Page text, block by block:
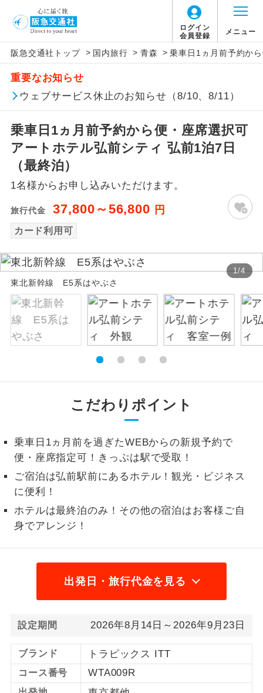
ログイン
会員登録
メニュー
阪急交通社トップ > 国内旅行 > 青森 > 乗車日1ヵ月前予約か
重要なお知らせ
ウェブサービス休止のお知らせ（8/10、8/11）
乗車日1ヵ月前予約から便・座席選択可
アートホテル弘前シティ 弘前1泊7日
（最終泊）
1名様からお申し込みいただけます。
旅行代金 37,800～56,800 円
カード利用可
1/4
東北新幹線 E5系はやぶさ
こだわりポイント
乗車日1ヵ月前を過ぎたWEBからの新規予約で
便・座席指定可！きっぷは駅で受取！
ご宿泊は弘前駅前にあるホテル！観光・ビジネス
に便利！
ホテルは最終泊のみ！その他の宿泊はお客様ご自
身でアレンジ！
出発日・旅行代金を見る
設定期間 2026年8月14日～2026年9月23日
ブランド トラピックス ITT
コース番号 WTA009R
アイコン 説明
添乗員同行
往路出発空港（駅）から復路到着空港
（駅）まで同行します。
現地添乗員同
現地到着空港（駅）から最終日出発空港
（駅）まで添乗員が同行します。
バスガイド乗
務
があります。
新コース 初登場のコースです。
然遺産を訪ねるコースです。
絶景 絶景スポットに立ち寄るコースです。
温泉 温泉地にも宿泊するコースです。
ご宿泊ホテルに露天風呂が付いていま
す。
全てのお食事が付いていますので、お食
く）
お部屋食
だけます。
トラベルイヤ
ホン
周りの音を気にせず、ガイドさんの説明
1名様催行
1名様から出発可能な個人型プランで
2名様催行
2名様から出発可能な個人型プランで
おひとり様参
加限定
おひとり様限定でご参加いただけるコー
1名様1室同代
金
1名様1室利用でも追加料金がかからない
コースです。